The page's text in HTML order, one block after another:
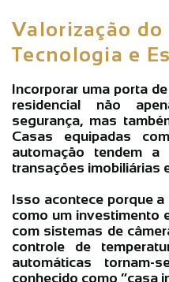
Valorização do
Tecnologia e
Incorporar uma porta
residencial não
segurança, mas
Casas equipadas
automação tendem
transações imobiliárias
Isso acontece porque
como um investimento
com sistemas de
controle de
automáticas tornam-
conhecido como “casa